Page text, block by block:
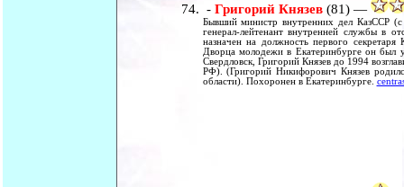
- Григорий Князев (81) —
Бывший министр внутренних дел КазССР
генерал-лейтенант внутренней службы в
назначен на должность первого секретаря
Дворца молодежи в Екатеринбурге он был
Свердловск, Григорий Князев до 1994
РФ). (Григорий Никифорович Князев
области). Похоронен в Екатеринбурге.